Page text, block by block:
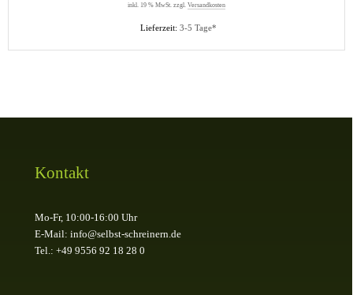
Lieferzeit: 3-5 Tage*
inkl. 19 % MwSt. zzgl. Versandkosten
Kontakt
Mo-Fr, 10:00-16:00 Uhr
E-Mail: info@selbst-schreinern.de
Tel.: +49 9556 92 18 28 0